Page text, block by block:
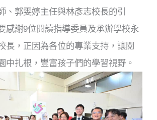
、郭雯婷主任與林彥志校長的引
感謝9位閱讀指導委員及承辦學校永
長，正因為各位的專業支持，讓閱
中扎根，豐富孩子們的學習視野。